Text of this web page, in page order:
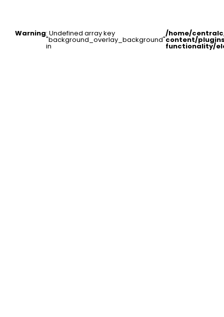
Warning: Undefined array key
"background_overlay_background"
in
/home/
content/
functionality/